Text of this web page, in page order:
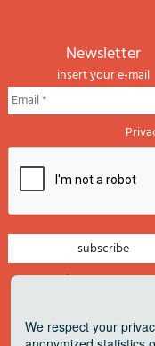
newsletter
insert your e-mail
We respect your